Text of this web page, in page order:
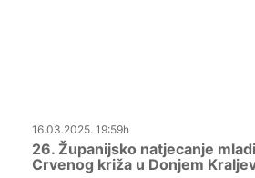
16.03.2025. 19:59h
26. Županijsko natjecanje
Crvenog križa u Donjem